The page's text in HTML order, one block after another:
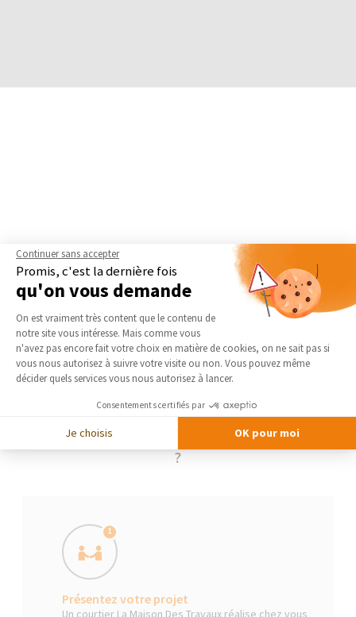
La Maison Des Travaux, comment ça marche
?
1
Présentez votre projet
Un courtier La Maison Des Travaux réalise chez vous
Continuer sans accepter
Promis, c'est la dernière fois
qu'on vous demande
Plateforme de Gestion du
On est vraiment très content que le contenu de
notre site vous intéresse. Mais comme vous
n'avez pas encore fait votre choix en matière de cookies, on ne sait pas si
vous nous autorisez à suivre votre visite ou non. Vous pouvez même
décider quels services vous nous autorisez à lancer.
Consentements certifiés par
Je choisis OK pour moi
Axeptio consent